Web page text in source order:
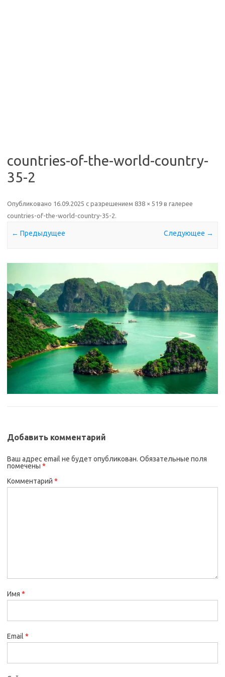
countries-of-the-world-country-
35-2
Опубликовано 16.09.2025 с разрешением 838 × 519 в галерее
countries-of-the-world-country-35-2.
← Предыдущее Следующее →
Добавить комментарий
Ваш адрес email не будет опубликован. Обязательные поля
помечены *
Комментарий *
Имя *
Email *